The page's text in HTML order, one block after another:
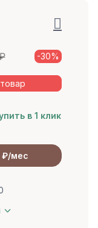
-30%
в 1 клик
₽/мес